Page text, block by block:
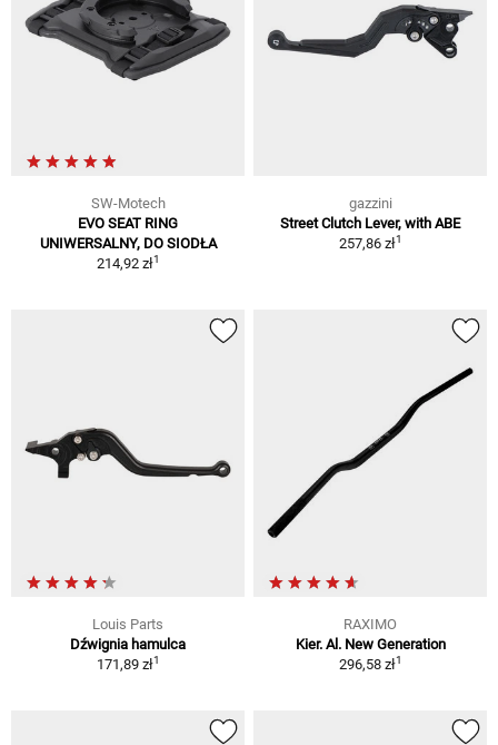
SW-Motech
EVO SEAT RING
UNIWERSALNY, DO SIODŁA
214,92 zł1
gazzini
Street Clutch Lever, with ABE
257,86 zł1
Louis Parts
Dźwignia hamulca
171,89 zł1
RAXIMO
Kier. Al. New Generation
296,58 zł1